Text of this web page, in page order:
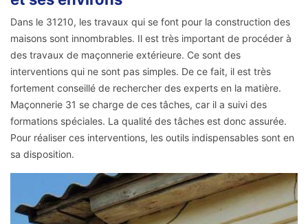
Dans le 31210, les travaux qui se font pour la construction des
maisons sont innombrables. Il est très important de procéder à
des travaux de maçonnerie extérieure. Ce sont des
interventions qui ne sont pas simples. De ce fait, il est très
fortement conseillé de rechercher des experts en la matière.
Maçonnerie 31 se charge de ces tâches, car il a suivi des
formations spéciales. La qualité des tâches est donc assurée.
Pour réaliser ces interventions, les outils indispensables sont en
sa disposition.